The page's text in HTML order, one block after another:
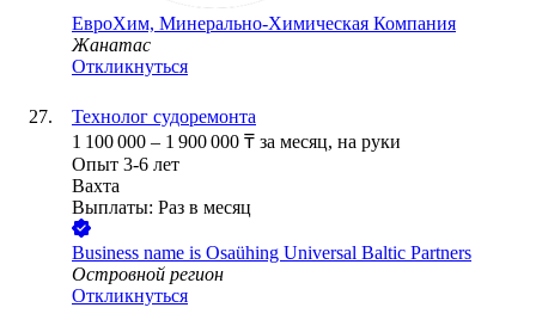
ЕвроХим, Минерально-Химическая Компания
Жанатас
Откликнуться
Технолог судоремонта
1 100 000 – 1 900 000 ₸ за месяц, на руки
Опыт 3-6 лет
Вахта
Выплаты: Раз в месяц
Business name is Osaühing Universal Baltic Partners
Островной регион
Откликнуться